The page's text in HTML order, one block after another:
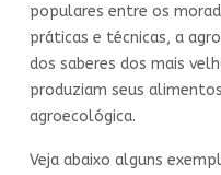
populares entre os
práticas e técnicas, a
dos saberes dos mais
produziam seus
agroecológica.
Veja abaixo alguns